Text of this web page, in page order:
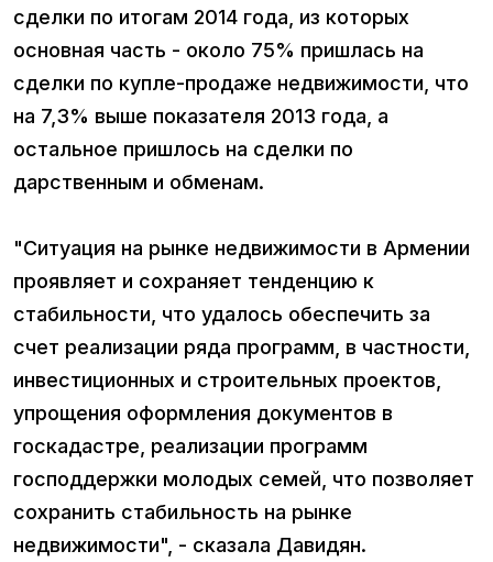
сделки по итогам 2014 года, из которых
основная часть - около 75% пришлась на
сделки по купле-продаже недвижимости, что
на 7,3% выше показателя 2013 года, а
остальное пришлось на сделки по
дарственным и обменам.
"Ситуация на рынке недвижимости в Армении
проявляет и сохраняет тенденцию к
стабильности, что удалось обеспечить за
счет реализации ряда программ, в частности,
инвестиционных и строительных проектов,
упрощения оформления документов в
госкадастре, реализации программ
господдержки молодых семей, что позволяет
сохранить стабильность на рынке
недвижимости", - сказала Давидян.